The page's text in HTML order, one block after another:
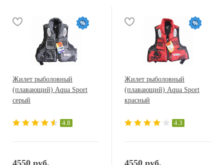
Жилет рыболовный
(плавающий) Aqua Sport
серый
4.8
4550 руб.
Жилет рыболовный
(плавающий) Aqua Sport
красный
4.3
4550 руб.